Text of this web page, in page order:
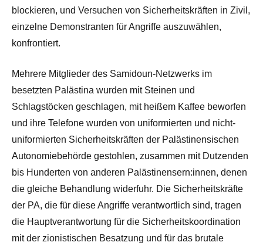
blockieren, und Versuchen von Sicherheitskräften in Zivil,
einzelne Demonstranten für Angriffe auszuwählen,
konfrontiert.
Mehrere Mitglieder des Samidoun-Netzwerks im
besetzten Palästina wurden mit Steinen und
Schlagstöcken geschlagen, mit heißem Kaffee beworfen
und ihre Telefone wurden von uniformierten und nicht-
uniformierten Sicherheitskräften der Palästinensischen
Autonomiebehörde gestohlen, zusammen mit Dutzenden
bis Hunderten von anderen Palästinensern:innen, denen
die gleiche Behandlung widerfuhr. Die Sicherheitskräfte
der PA, die für diese Angriffe verantwortlich sind, tragen
die Hauptverantwortung für die Sicherheitskoordination
mit der zionistischen Besatzung und für das brutale